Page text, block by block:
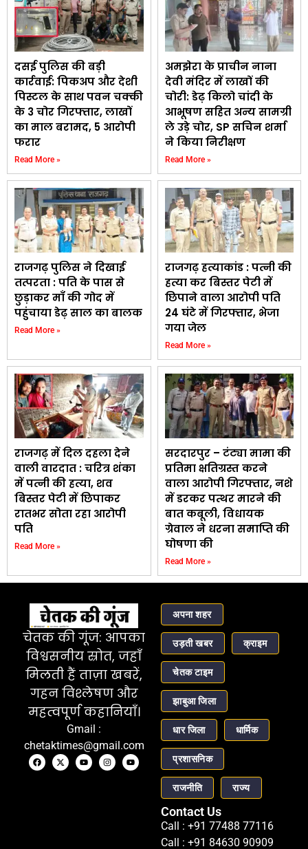
दसई पुलिस की बड़ी
कार्रवाई: पिकअप और देशी
पिस्टल के साथ पवन चक्की
के 3 चोर गिरफ्तार, लाखों
का माल बरामद, 5 आरोपी
फरार
Read More »
अमझेरा के प्राचीन नाना
देवी मंदिर में लाखों की
चोरी: डेढ़ किलो चांदी के
आभूषण सहित अन्य सामग्री
ले उड़े चोर, SP सचिन शर्मा
ने किया निरीक्षण
Read More »
राजगढ़ पुलिस ने दिखाई
तत्परता : पति के पास से
छुड़ाकर माँ की गोद में
पहुंचाया डेढ़ साल का बालक
Read More »
राजगढ़ हत्याकांड : पत्नी की
हत्या कर बिस्तर पेटी में
छिपाने वाला आरोपी पति
24 घंटे में गिरफ्तार, भेजा
गया जेल
Read More »
राजगढ़ में दिल दहला देने
वाली वारदात : चरित्र शंका
में पत्नी की हत्या, शव
बिस्तर पेटी में छिपाकर
रातभर सोता रहा आरोपी
पति
Read More »
सरदारपुर – टंट्या मामा की
प्रतिमा क्षतिग्रस्त करने
वाला आरोपी गिरफ्तार, नशे
में डरकर पत्थर मारने की
बात कबूली, विधायक
ग्रेवाल ने धरना समाप्ति की
घोषणा की
Read More »
चेतक की गूंज: आपका
विश्वसनीय स्रोत, जहाँ
मिलती हैं ताज़ा खबरें,
गहन विश्लेषण और
महत्वपूर्ण कहानियाँ।
Gmail :
chetaktimes@gmail.com
अपना शहर
उड़ती खबर क्राइम
चेतक टाइम
झाबुआ जिला
धार जिला धार्मिक
प्रशासनिक
राजनीति राज्य
Contact Us
Call : +91 77488 77116
Call : +91 84630 90909